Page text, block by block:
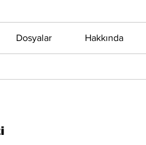
Dosyalar Hakkında